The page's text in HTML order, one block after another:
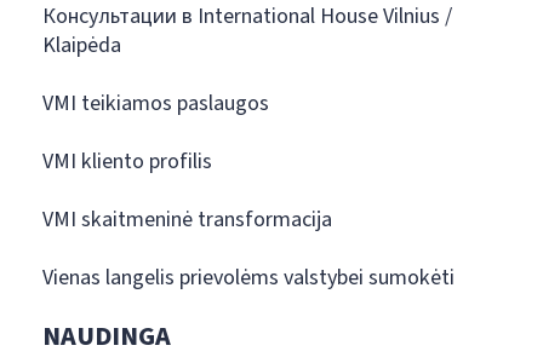
Консультации в International House Vilnius /
Klaipėda
VMI teikiamos paslaugos
VMI kliento profilis
VMI skaitmeninė transformacija
Vienas langelis prievolėms valstybei sumokėti
NAUDINGA